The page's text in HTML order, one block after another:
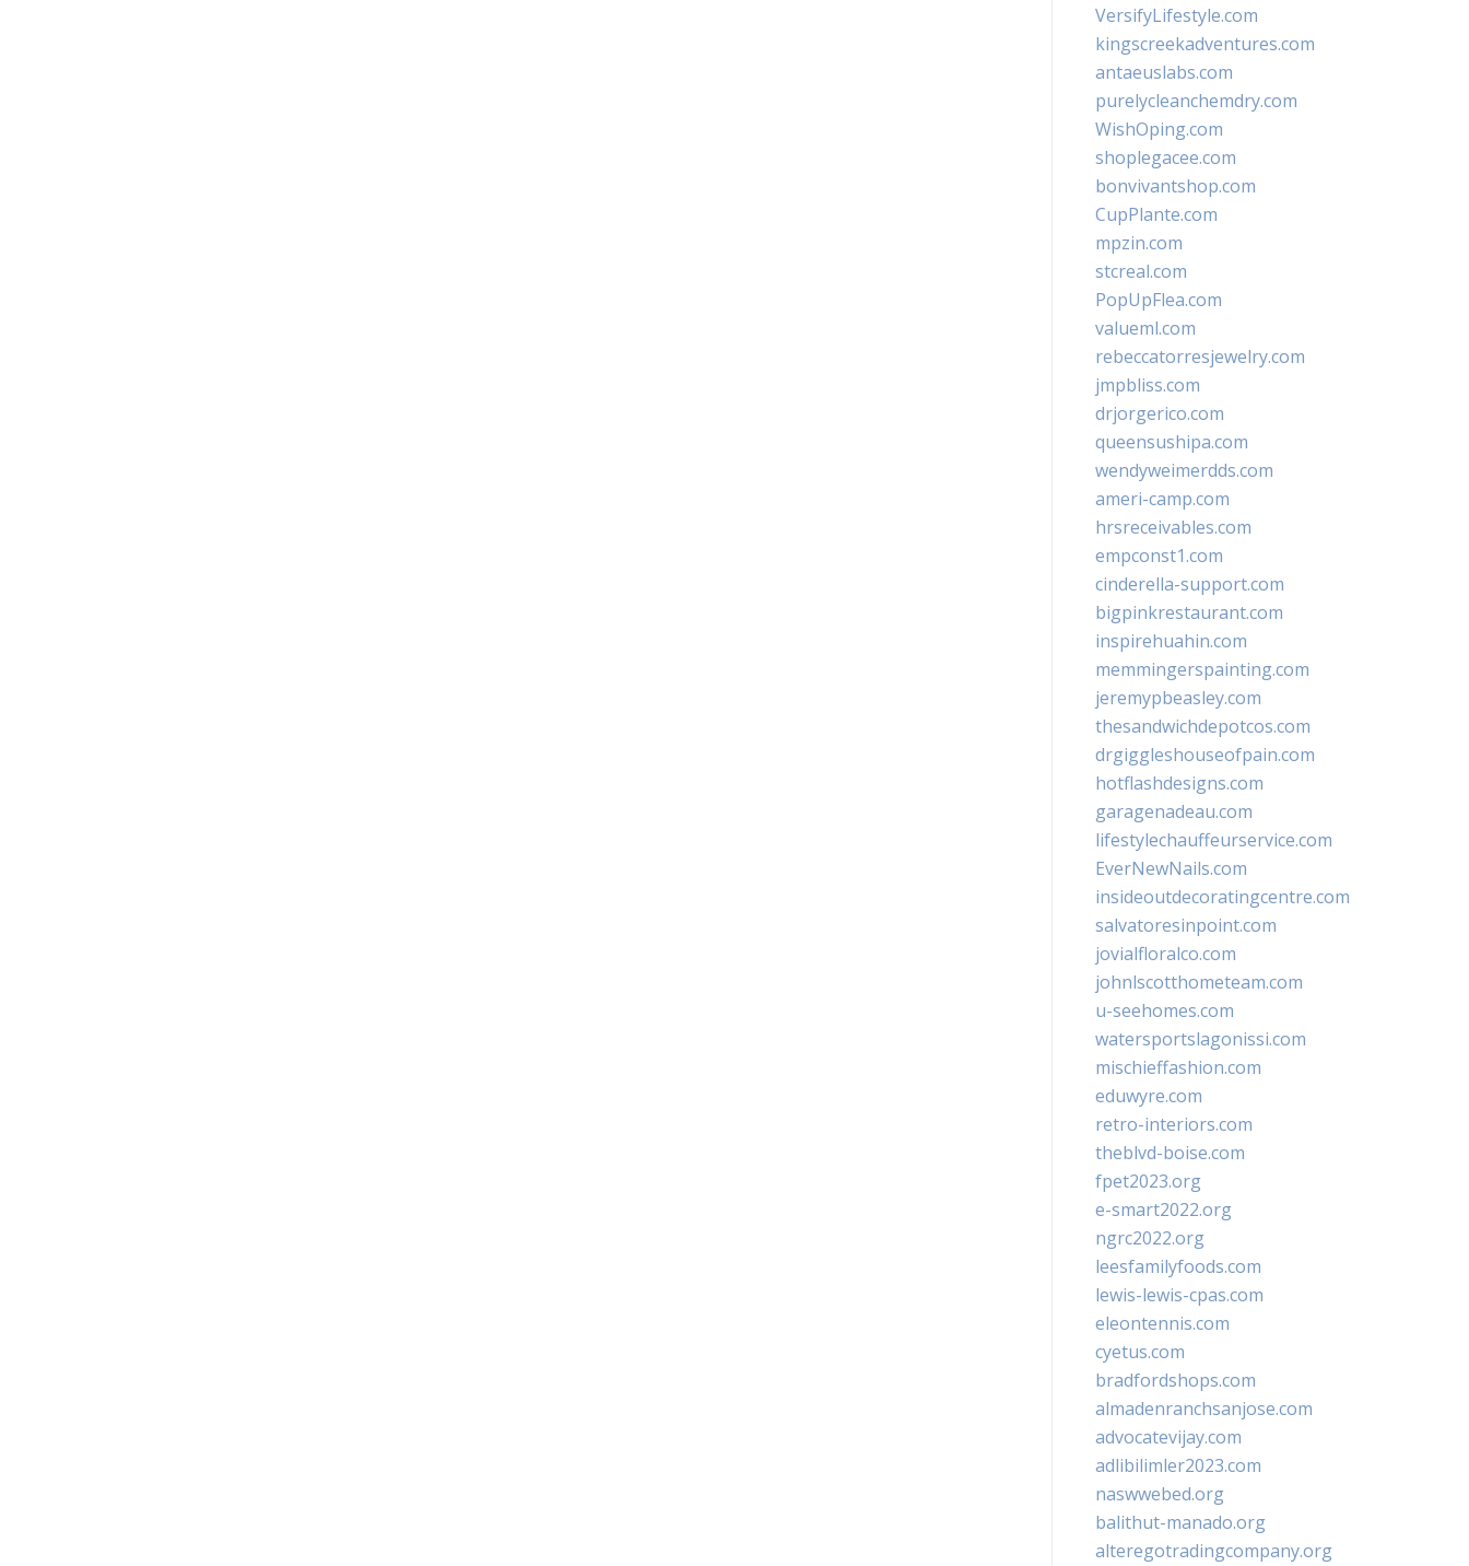
VersifyLifestyle.com
kingscreekadventures.com
antaeuslabs.com
purelycleanchemdry.com
WishOping.com
shoplegacee.com
bonvivantshop.com
CupPlante.com
mpzin.com
stcreal.com
PopUpFlea.com
valueml.com
rebeccatorresjewelry.com
jmpbliss.com
drjorgerico.com
queensushipa.com
wendyweimerdds.com
ameri-camp.com
hrsreceivables.com
empconst1.com
cinderella-support.com
bigpinkrestaurant.com
inspirehuahin.com
memmingerspainting.com
jeremypbeasley.com
thesandwichdepotcos.com
drgiggleshouseofpain.com
hotflashdesigns.com
garagenadeau.com
lifestylechauffeurservice.com
EverNewNails.com
insideoutdecoratingcentre.com
salvatoresinpoint.com
jovialfloralco.com
johnlscotthometeam.com
u-seehomes.com
watersportslagonissi.com
mischieffashion.com
eduwyre.com
retro-interiors.com
theblvd-boise.com
fpet2023.org
e-smart2022.org
ngrc2022.org
leesfamilyfoods.com
lewis-lewis-cpas.com
eleontennis.com
cyetus.com
bradfordshops.com
almadenranchsanjose.com
advocatevijay.com
adlibilimler2023.com
naswwebed.org
balithut-manado.org
alteregotradingcompany.org